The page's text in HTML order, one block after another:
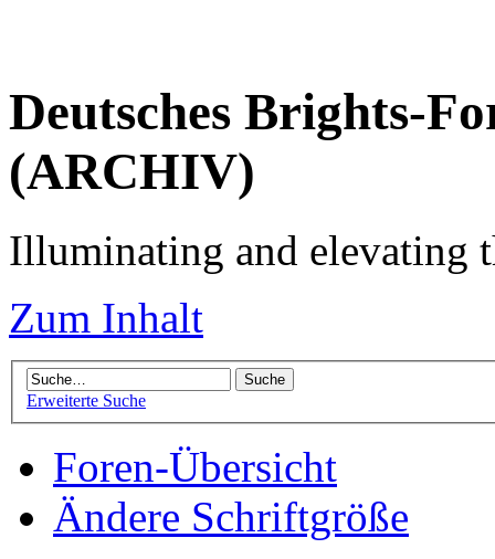
Deutsches Brights-
(ARCHIV)
Illuminating and elevating
Zum Inhalt
Erweiterte Suche
Foren-Übersicht
Ändere Schriftgröße